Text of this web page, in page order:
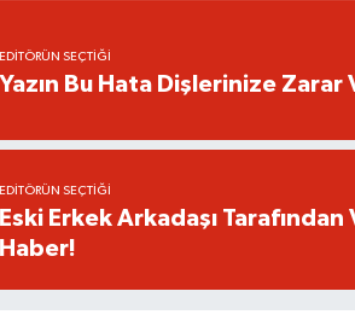
EDITÖRÜN SEÇTIĞI
Yazın Bu Hata Dişlerinize Zarar
EDITÖRÜN SEÇTIĞI
Eski Erkek Arkadaşı Tarafından
Haber!